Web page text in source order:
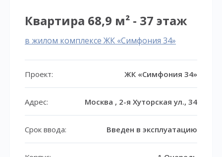
Квартира 68,9 м² - 37 этаж
в жилом комплексе ЖК «Симфония 34»
Проект: ЖК «Симфония 34»
Адрес: Москва , 2-я Хуторская ул., 34
Срок ввода: Введен в эксплуатацию